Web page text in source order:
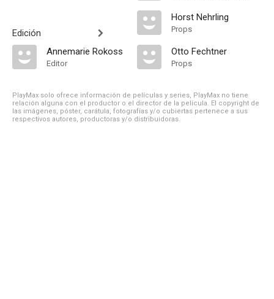
Edición
Annemarie Rokoss
Editor
Horst Nehrling
Props
Otto Fechtner
Props
PlayMax solo ofrece información de películas y series, PlayMax no tiene
relación alguna con el productor o el director de la película. El copyright de
las imágenes, póster, carátula, fotografías y/o cubiertas pertenece a sus
respectivos autores, productoras y/o distribuidoras.